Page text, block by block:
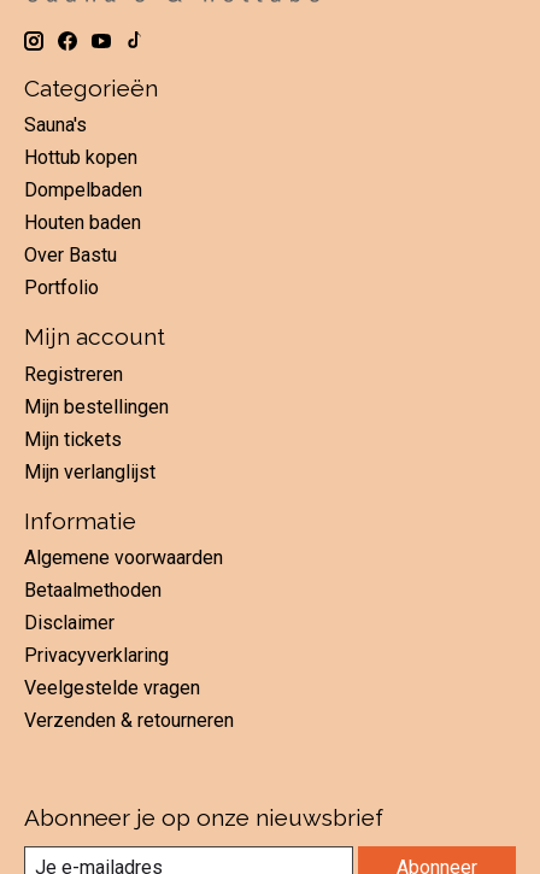
Categorieën
Sauna's
Hottub kopen
Dompelbaden
Houten baden
Over Bastu
Portfolio
Mijn account
Registreren
Mijn bestellingen
Mijn tickets
Mijn verlanglijst
Informatie
Algemene voorwaarden
Betaalmethoden
Disclaimer
Privacyverklaring
Veelgestelde vragen
Verzenden & retourneren
Abonneer je op onze nieuwsbrief
Abonneer